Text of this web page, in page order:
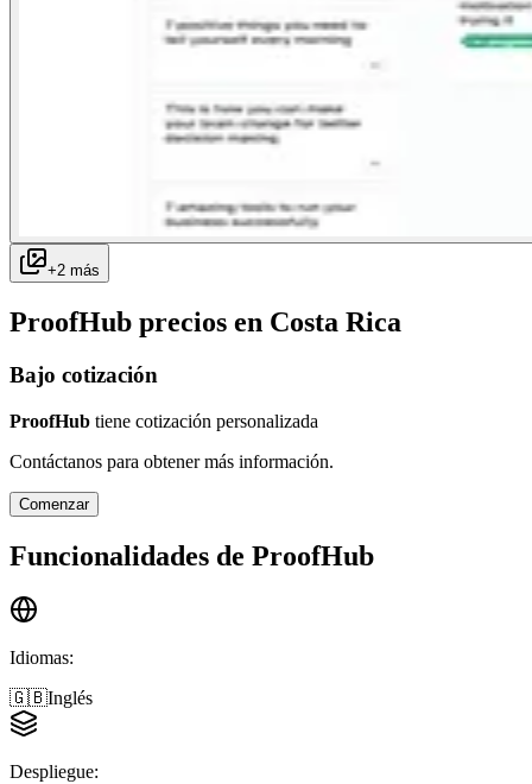
+2 más
ProofHub precios en Costa Rica
Bajo cotización
ProofHub tiene cotización personalizada
Contáctanos para obtener más información.
Comenzar
Funcionalidades de ProofHub
Idiomas:
🇬🇧Inglés
Despliegue: